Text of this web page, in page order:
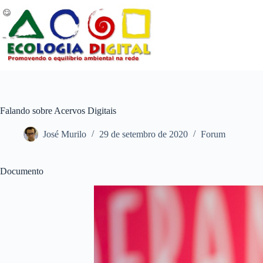
para
conteúdo
Falando sobre Acervos Digitais
José Murilo 29 de setembro de 2020 Forum
Documento